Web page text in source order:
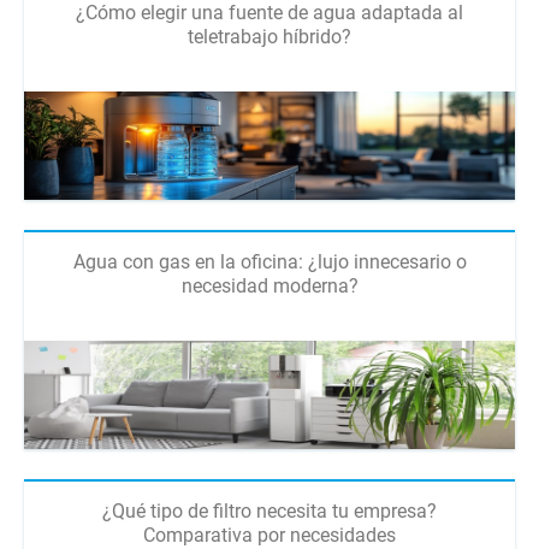
¿Cómo elegir una fuente de agua adaptada al
teletrabajo híbrido?
Agua con gas en la oficina: ¿lujo innecesario o
necesidad moderna?
¿Qué tipo de filtro necesita tu empresa?
Comparativa por necesidades